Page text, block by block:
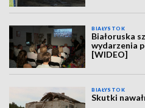
BIAŁYSTOK
Białoruska
wydarzenia
[WIDEO]
BIAŁYSTOK
Skutki